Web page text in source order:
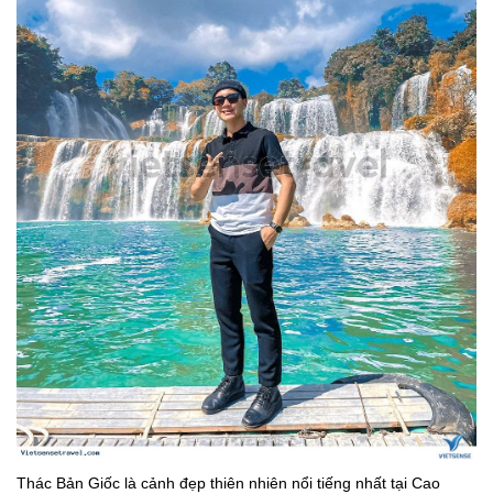
Thác Bản Giốc là cảnh đẹp thiên nhiên nổi tiếng nhất tại Cao